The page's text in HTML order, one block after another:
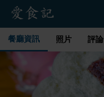
餐廳資訊 照片 評論